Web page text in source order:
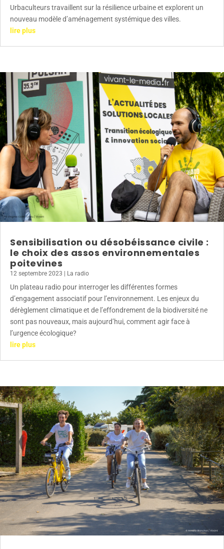
Urbaculteurs travaillent sur la résilience urbaine et explorent un
nouveau modèle d’aménagement systémique des villes.
lire plus
Sensibilisation ou désobéissance civile :
le choix des assos environnementales
poitevines
12 septembre 2023 La radio
Un plateau radio pour interroger les différentes formes
d’engagement associatif pour l’environnement. Les enjeux du
dérèglement climatique et de l’effondrement de la biodiversité ne
sont pas nouveaux, mais aujourd’hui, comment agir face à
l’urgence écologique?
lire plus